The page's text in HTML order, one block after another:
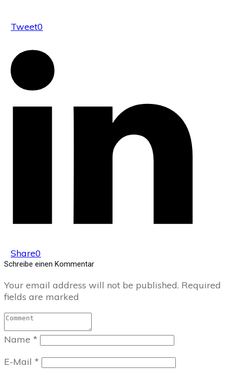
Tweet0
Share0
Schreibe einen Kommentar
Your email address will not be published. Required
fields are marked
Name *
E-Mail *